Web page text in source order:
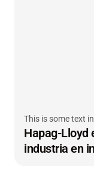
This is some text
Hapag-Lloyd
industria en